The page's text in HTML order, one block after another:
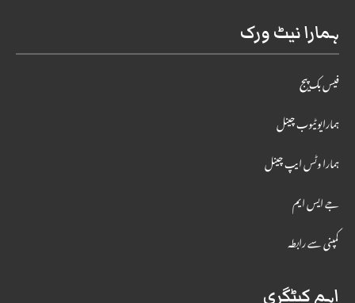
ہمارا نیٹ ورک
فیس بک پیج
ہمارایوٹیوب چینل
ہمارا وٹس ایپ چینل
جے ایس ایم
کمپنی سے رابطہ
اہم کیٹگری